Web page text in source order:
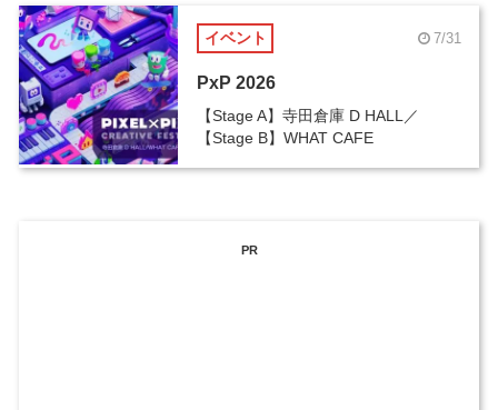
イベント 7/31
PxP 2026
【Stage A】寺田倉庫 D HALL／
【Stage B】WHAT CAFE
PR